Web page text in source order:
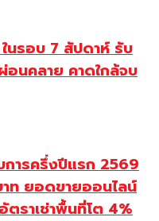
นรอบ 7 สัปดาห์ รับ
อนคลาย คาดใกล้จบ
ารครึ่งปีแรก 2569
ท ยอดขายออนไลน์
ตราเช่าพื้นที่โต 4%